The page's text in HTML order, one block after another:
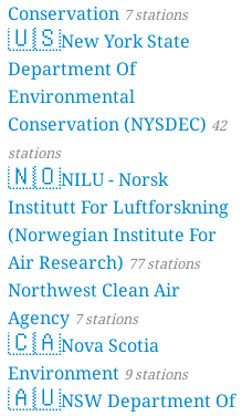
Conservation 7 stations
🇺🇸New York State
Department Of
Environmental
Conservation (NYSDEC) 42
stations
🇳🇴NILU - Norsk
Institutt For Luftforskning
(Norwegian Institute For
Air Research) 77 stations
Northwest Clean Air
Agency 7 stations
🇨🇦Nova Scotia
Environment 9 stations
🇦🇺NSW Department Of